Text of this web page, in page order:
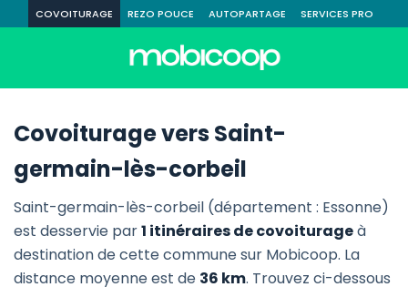
COVOITURAGE REZO POUCE AUTOPARTAGE SERVICES PRO
Covoiturage vers Saint-
germain-lès-corbeil
Saint-germain-lès-corbeil (département : Essonne)
est desservie par1 itinéraires de covoiturageà
destination de cette commune sur Mobicoop. La
distance moyenne est de 36 km. Trouvez ci-dessous